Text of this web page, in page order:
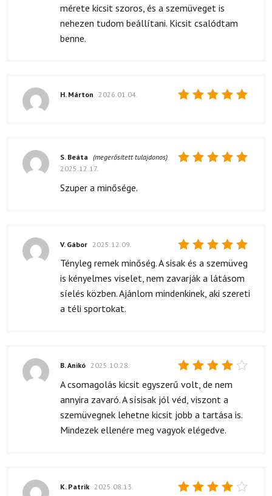
mérete kicsit szoros, és a szemüveget is
nehezen tudom beállítani. Kicsit csalódtam
benne.
H. Márton 2026.01.04.
S. Beáta (megerősített tulajdonos)
2025.12.17.
Szuper a minősége.
Értékelés:
V. Gábor 2025.12.09.
Tényleg remek minőség. A sisak és a szemüveg
is kényelmes viselet, nem zavarják a látásom
síelés közben. Ajánlom mindenkinek, aki szereti
a téli sportokat.
Értékelés:
/ 5
B. Anikó 2025.10.28.
A csomagolás kicsit egyszerű volt, de nem
annyira zavaró. A sísisak jól véd, viszont a
szemüvegnek lehetne kicsit jobb a tartása is.
Mindezek ellenére meg vagyok elégedve.
K. Patrik 2025.08.13.